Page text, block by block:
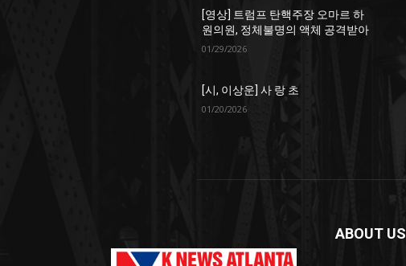
[영상] 트럼프 탄핵주장 오마르 하
원의원, 정체불명의 액체 공격받아
01/29/2026
[시, 이상운] 사 랑 초
01/20/2026
ABOUT US